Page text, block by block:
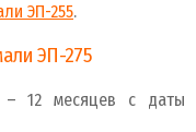
ЭП-255.
ЭП-275
– 12 месяцев с даты